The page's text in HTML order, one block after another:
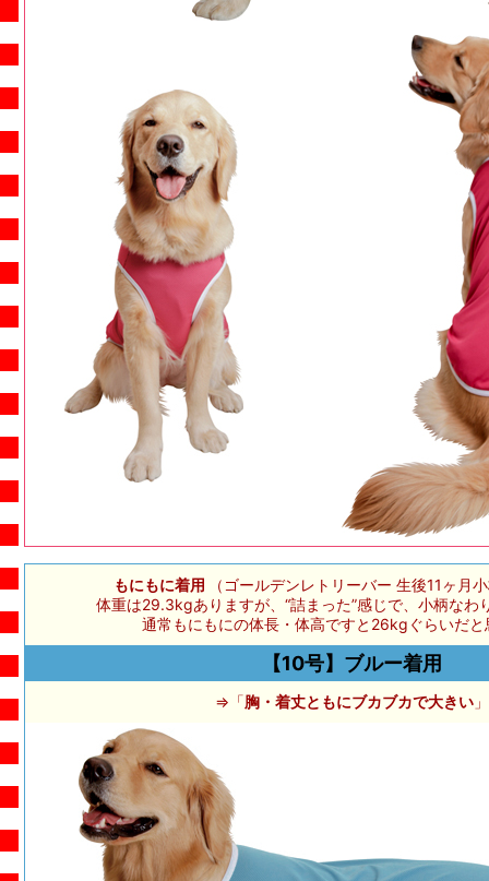
もにもに着用
（ゴールデンレトリーバー 生後11ヶ月
体重は29.3kgありますが、“詰まった”感じで、小柄なわ
通常もにもにの体長・体高ですと26kgぐらいだと
【10号】ブルー着用
⇒「胸・着丈ともにブカブカで大きい」